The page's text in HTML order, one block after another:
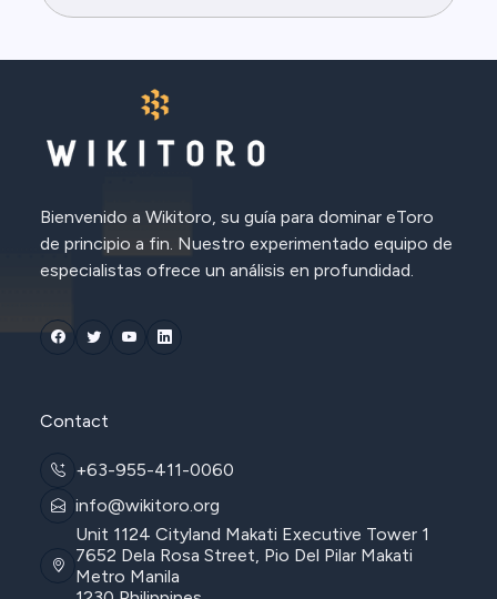
Bienvenido a Wikitoro, su guía para dominar eToro
de principio a fin. Nuestro experimentado equipo de
especialistas ofrece un análisis en profundidad.
Contact
+63-955-411-0060
info@wikitoro.org
Unit 1124 Cityland Makati Executive Tower 1
7652 Dela Rosa Street, Pio Del Pilar Makati
Metro Manila